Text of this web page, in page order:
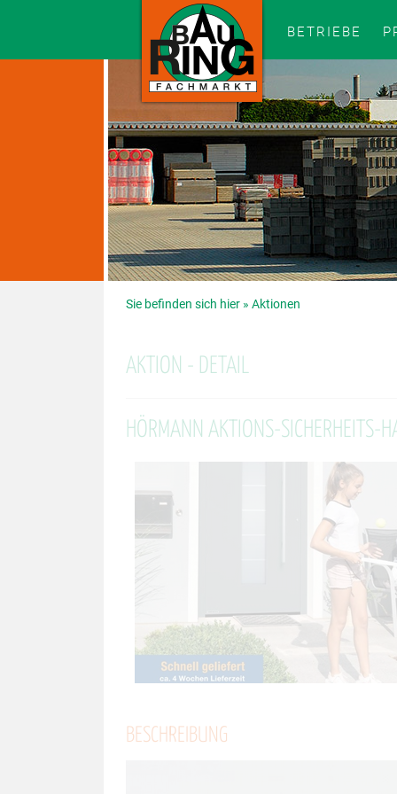
BETRIEBE
Sie befinden sich hier » Aktionen
AKTION - DETAIL
HÖRMANN AKTIONS-SICHERHEITS-
BESCHREIBUNG